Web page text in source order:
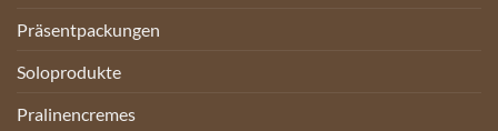
Präsentpackungen
Soloprodukte
Pralinencremes